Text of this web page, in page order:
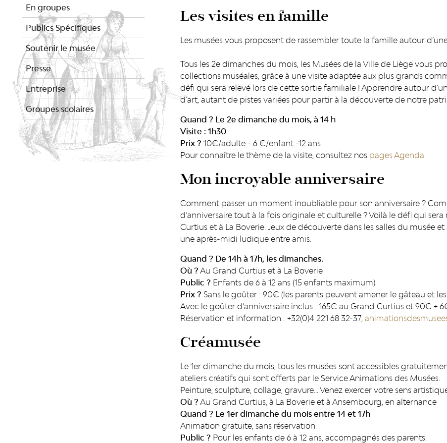
Les visites en famille
Les musées vous proposent de rassembler toute la famille autour
Tous les 2e dimanches du mois, les Musées de la Ville de Liège vous
collections muséales, grâce à une visite adaptée aux plus grands
défi qui sera relevé lors de cette sortie familiale ! Apprendre autour
d’art, autant de pistes variées pour partir à la découverte de notre
Quand ? Le 2e dimanche du mois, à 14 h
Visite : 1h30
Prix ? 10€/adulte - 6 €/enfant -12 ans
Pour connaître le thème de la visite, consultez nos pages Agenda.
Mon incroyable anniversaire
Comment passer un moment inoubliable pour son anniversaire ?
d’anniversaire tout à la fois originale et culturelle ? Voilà le défi qui
Curtius et à La Boverie. Jeux de découverte dans les salles du musée
une après-midi ludique entre amis.
Quand ? De 14h à 17h, les dimanches.
Où ? Au Grand Curtius et à La Boverie
Public ? Enfants de 6 à 12 ans (15 enfants maximum)
Prix ? Sans le goûter : 90€ (les parents peuvent amener le gâteau et
Avec le goûter d’anniversaire inclus : 165€ au Grand Curtius et 90€ +
Réservation et information : +32(0)4 221 68 32-37,
Créamusée
Le 1er dimanche du mois, tous les musées sont accessibles
ateliers créatifs qui sont offerts par le Service Animations des Musées.
Peinture, sculpture, collage, gravure... Venez exercer votre sens
Où ? Au Grand Curtius, à La Boverie et à Ansembourg, en alternance
Quand ? Le 1er dimanche du mois entre 14 et 17h
Animation gratuite, sans réservation
Public ? Pour les enfants de 6 à 12 ans, accompagnés des parents.
En groupes
Publics Spécifiques
Soutenir le musée
Presse
Entreprise
Groupes scolaires